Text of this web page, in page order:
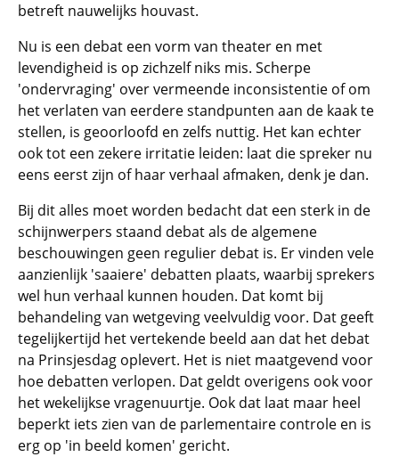
betreft nauwelijks houvast.
Nu is een debat een vorm van theater en met
levendigheid is op zichzelf niks mis. Scherpe
'ondervraging' over vermeende inconsistentie of om
het verlaten van eerdere standpunten aan de kaak te
stellen, is geoorloofd en zelfs nuttig. Het kan echter
ook tot een zekere irritatie leiden: laat die spreker nu
eens eerst zijn of haar verhaal afmaken, denk je dan.
Bij dit alles moet worden bedacht dat een sterk in de
schijnwerpers staand debat als de algemene
beschouwingen geen regulier debat is. Er vinden vele
aanzienlijk 'saaiere' debatten plaats, waarbij sprekers
wel hun verhaal kunnen houden. Dat komt bij
behandeling van wetgeving veelvuldig voor. Dat geeft
tegelijkertijd het vertekende beeld aan dat het debat
na Prinsjesdag oplevert. Het is niet maatgevend voor
hoe debatten verlopen. Dat geldt overigens ook voor
het wekelijkse vragenuurtje. Ook dat laat maar heel
beperkt iets zien van de parlementaire controle en is
erg op 'in beeld komen' gericht.